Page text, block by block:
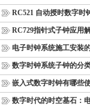
RC729指针式子钟应用
数字时钟系统子钟的分
嵌入式数字时钟有哪些